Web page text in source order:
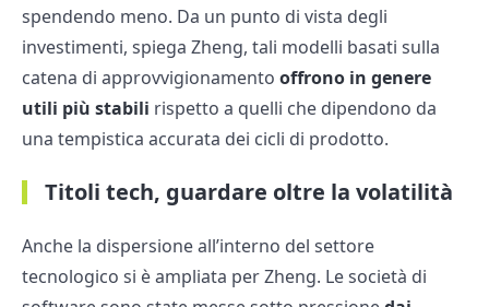
spendendo meno. Da un punto di vista degli
investimenti, spiega Zheng, tali modelli basati sulla
catena di approvvigionamento offrono in genere
utili più stabili rispetto a quelli che dipendono da
una tempistica accurata dei cicli di prodotto.
Titoli tech, guardare oltre la volatilità
Anche la dispersione all’interno del settore
tecnologico si è ampliata per Zheng. Le società di